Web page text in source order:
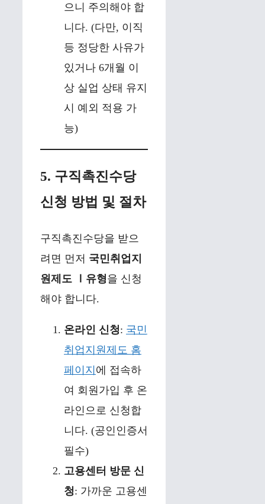
으니 주의해야 합
니다. (다만, 이직
등 정당한 사유가
있거나 6개월 이
상 실업 상태 유지
시 예외 적용 가
능)
5. 구직촉진수당
신청 방법 및 절차
구직촉진수당을 받으
려면 먼저 국민취업지
원제도 Ⅰ유형을 신청
해야 합니다.
온라인 신청: 국민
취업지원제도 홈
페이지 에 접속하
여 회원가입 후 온
라인으로 신청합
니다. (공인인증서
필수)
고용센터 방문 신
청: 가까운 고용센